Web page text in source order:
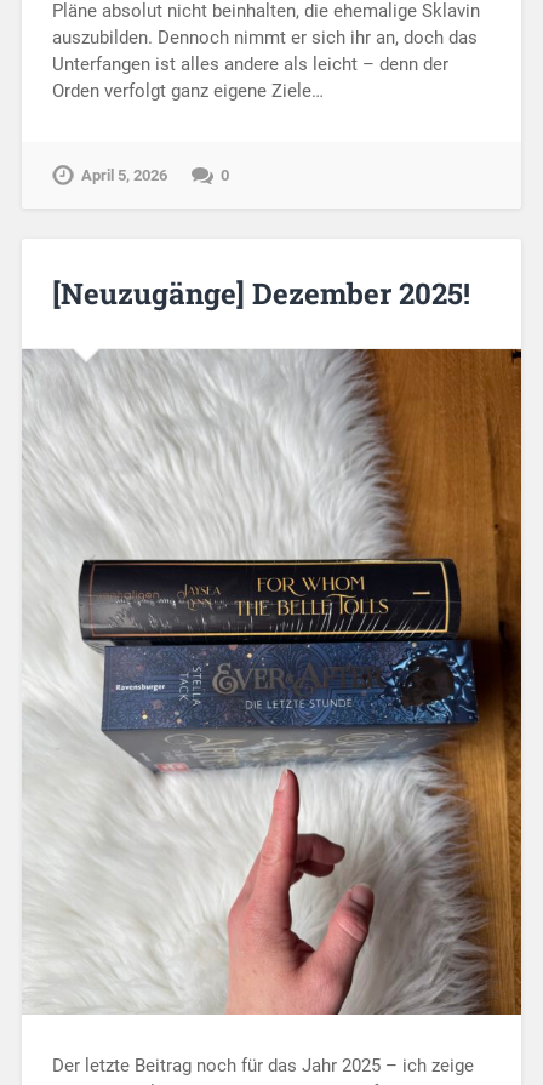
Pläne absolut nicht beinhalten, die ehemalige Sklavin
auszubilden. Dennoch nimmt er sich ihr an, doch das
Unterfangen ist alles andere als leicht – denn der
Orden verfolgt ganz eigene Ziele…
April 5, 2026 0
[Neuzugänge] Dezember 2025!
Der letzte Beitrag noch für das Jahr 2025 – ich zeige